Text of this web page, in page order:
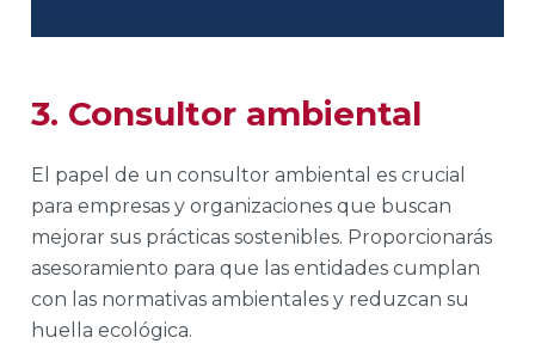
3. Consultor ambiental
El papel de un consultor ambiental es crucial
para empresas y organizaciones que buscan
mejorar sus prácticas sostenibles. Proporcionarás
asesoramiento para que las entidades cumplan
con las normativas ambientales y reduzcan su
huella ecológica.